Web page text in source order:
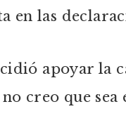
en las
apoyar la
creo que sea